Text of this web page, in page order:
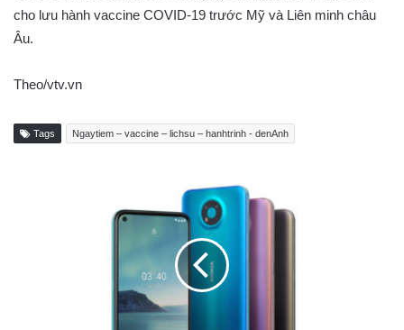
cho lưu hành vaccine COVID-19 trước Mỹ và Liên minh châu
Âu.
Theo/vtv.vn
Tags Ngaytiem – vaccine – lichsu – hanhtrinh - denAnh